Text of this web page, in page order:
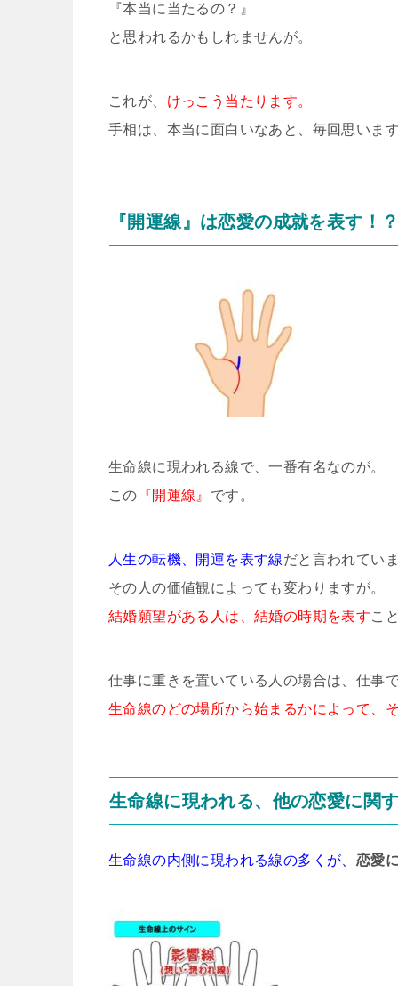
『本当に当たるの？』
と思われるかもしれませんが。
これが 、けっこう当たります。
手相は、本当に面白いなあと、毎回思います
『開運線』は恋愛の成就を表す！？
生命線に現われる線で、一番有名なのが。
この 『開運線』 です。
人生の転機、開運を表す線だと言われていま
その人の価値観によっても変わりますが。
結婚願望がある人は、結婚の時期を表すこ
仕事に重きを置いている人の場合は、仕事
生命線のどの場所から始まるかによって、
生命線に現われる、他の恋愛に関
生命線の内側に現われる線の多くが、 恋愛